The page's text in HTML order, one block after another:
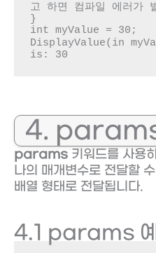
고 하면 컴파일 에러가
}
int myValue = 30;
DisplayValue(in
is: 30
4.
params 키워드를 사용
나의 매개변수로 전달할
배열 형태로 전달됩니다.
4.1 params 예